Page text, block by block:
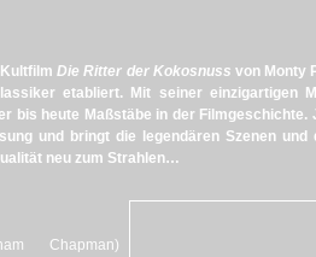
KultfilmDie Ritter der Kokosnuss von Monty
etabliert. Mit seiner einzigartigen
bis heute Maßstäbe in der
und bringt die legendären Szenen
neu zum Strahlen…
Chapman)